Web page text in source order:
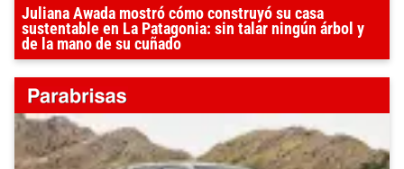
Juliana Awada mostró cómo construyó su casa
sustentable en La Patagonia: sin talar ningún árbol y
de la mano de su cuñado